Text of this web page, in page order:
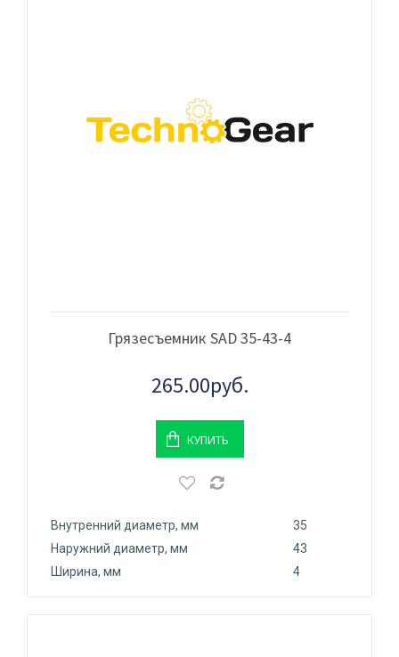
Грязесъемник SAD 35-43-4
265.00руб.
КУПИТЬ
Внутренний диаметр, мм
35
Наружний диаметр, мм
43
Ширина, мм
4